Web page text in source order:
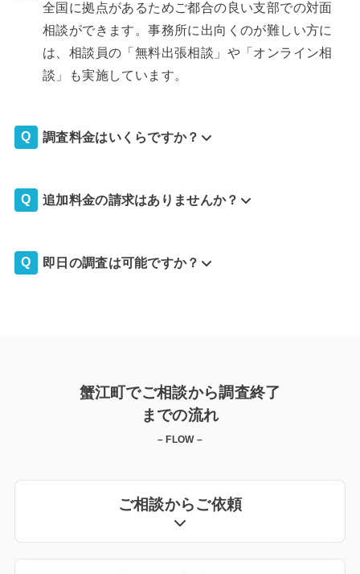
全国に拠点があるためご都合の良い支部での対面
相談ができます。事務所に出向くのが難しい方に
は、相談員の「無料出張相談」や「オンライン相
談」も実施しています。
調査料金はいくらですか？
追加料金の請求はありませんか？
即日の調査は可能ですか？
蟹江町でご相談から調査終了
までの流れ
– FLOW –
ご相談からご依頼